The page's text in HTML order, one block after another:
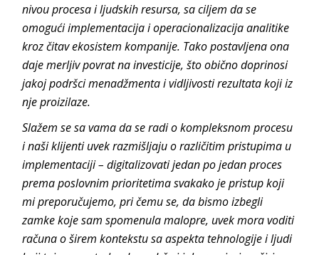
nivou procesa i ljudskih resursa, sa ciljem da se
omogući implementacija i operacionalizacija analitike
kroz čitav ekosistem kompanije. Tako postavljena ona
daje merljiv povrat na investicije, što obično doprinosi
jakoj podršci menadžmenta i vidljivosti rezultata koji iz
nje proizilaze.
Slažem se sa vama da se radi o kompleksnom procesu
i naši klijenti uvek razmišljaju o različitim pristupima u
implementaciji – digitalizovati jedan po jedan proces
prema poslovnim prioritetima svakako je pristup koji
mi preporučujemo, pri čemu se, da bismo izbegli
zamke koje sam spomenula malopre, uvek mora voditi
računa o širem kontekstu sa aspekta tehnologije i ljudi